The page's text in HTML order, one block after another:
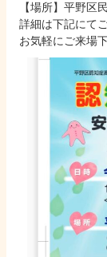
【場所】平野区
詳細は下記にて
お気軽にご来場